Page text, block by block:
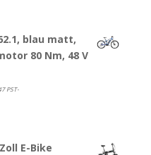
blau matt,
80 Nm, 48 V
PST-
E-Bike